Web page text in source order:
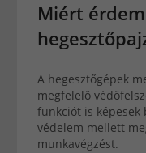
Miért
A hegesztőgépek
megfelelő
funkciót is képesek
védelem mellett
munkavégzést.